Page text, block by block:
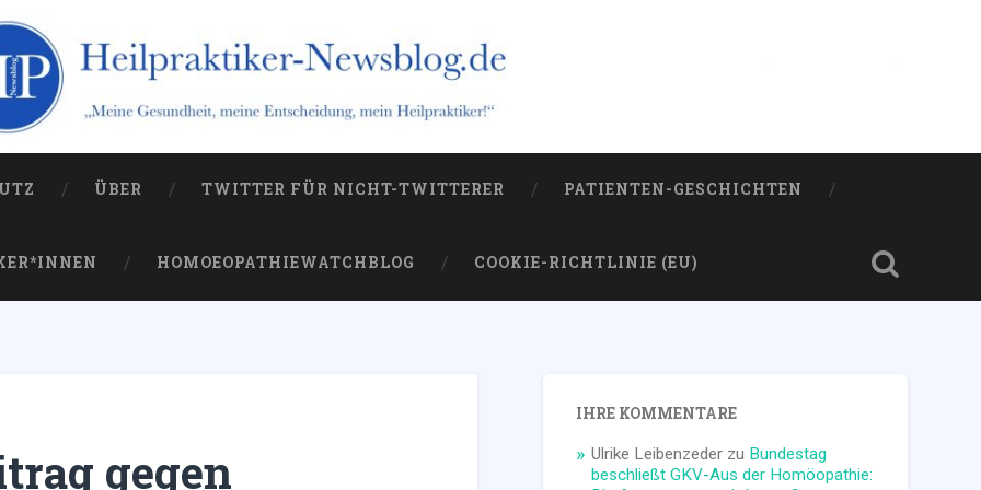
Kampagne gegen sie
ÜBER TWITTER FÜR NICHT-TWITTERER PATIENTEN-GESCHICHTEN
HOMOEOPATHIEWATCHBLOG COOKIE-RICHTLINIE (EU)
gegen
IHRE KOMMENTARE
Ulrike Leibenzeder zu Bundestag
beschließt GKV-Aus der Homöopathie: